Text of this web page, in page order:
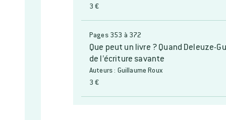
3 €
Pages 353 à 372
Que peut un livre ? Quand
de l’écriture savante
Auteurs : Guillaume Roux
3 €